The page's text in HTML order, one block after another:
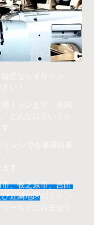
、牧之原市、吉田
び近隣地区のミシン